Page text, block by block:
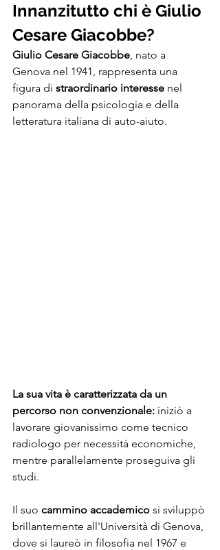
Innanzitutto chi è Giulio
Cesare Giacobbe?
Giulio Cesare Giacobbe, nato a
Genova nel 1941, rappresenta una
figura di straordinario interesse nel
panorama della psicologia e della
letteratura italiana di auto-aiuto.
La sua vita è caratterizzata da un
percorso non convenzionale: iniziò a
lavorare giovanissimo come tecnico
radiologo per necessità economiche,
mentre parallelamente proseguiva gli
studi.
Il suo cammino accademico si sviluppò
brillantemente all'Università di Genova,
dove si laureò in filosofia nel 1967 e